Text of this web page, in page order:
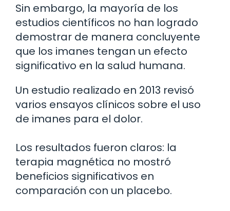
Sin embargo, la mayoría de los
estudios científicos no han logrado
demostrar de manera concluyente
que los imanes tengan un efecto
significativo en la salud humana.
Un estudio realizado en 2013 revisó
varios ensayos clínicos sobre el uso
de imanes para el dolor.
Los resultados fueron claros: la
terapia magnética no mostró
beneficios significativos en
comparación con un placebo.